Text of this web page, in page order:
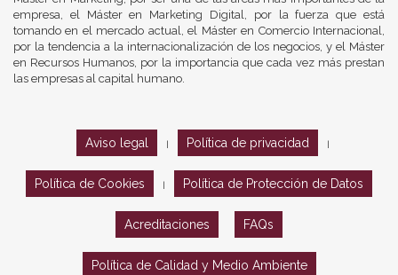
empresa, el Máster en Marketing Digital, por la fuerza que está
tomando en el mercado actual, el Máster en Comercio Internacional,
por la tendencia a la internacionalización de los negocios, y el Máster
en Recursos Humanos, por la importancia que cada vez más prestan
las empresas al capital humano.
Aviso legal Política de privacidad
Política de Cookies Política de Protección de Datos
Acreditaciones FAQs
Política de Calidad y Medio Ambiente